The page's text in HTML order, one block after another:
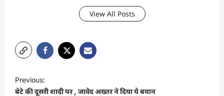
View All Posts
o
Previous:
बेटे की दूसरी शादी पर , जावेद अख्तर ने दिया ये बयान